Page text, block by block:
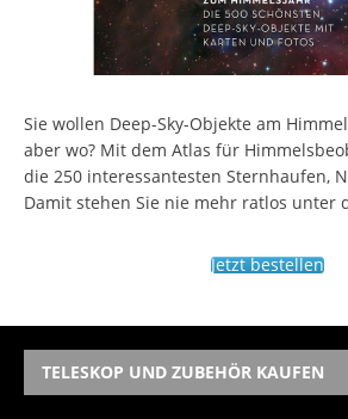
Sie wollen Deep-Sky-Objekte am
aber wo? Mit dem Atlas für
die 250 interessantesten Sternhaufen,
Damit stehen Sie nie mehr ratlos unter
Jetzt bestellen
TELESKOP UND ZUBEHÖR KAUFEN